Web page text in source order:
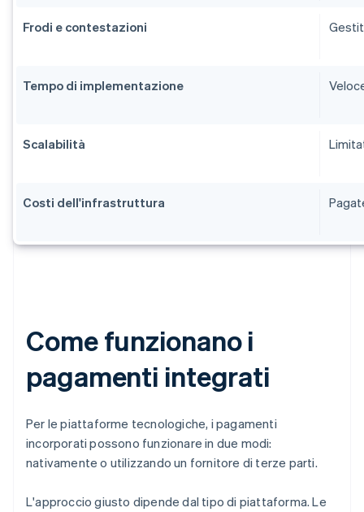
Frodi e contestazioni
Tempo di implementazione
Scalabilità
Costi dell'infrastruttura
Come funzionano i
pagamenti integrati
Per le piattaforme tecnologiche, i pagamenti
incorporati possono funzionare in due modi:
nativamente o utilizzando un fornitore di terze parti.
L'approccio giusto dipende dal tipo di piattaforma. Le